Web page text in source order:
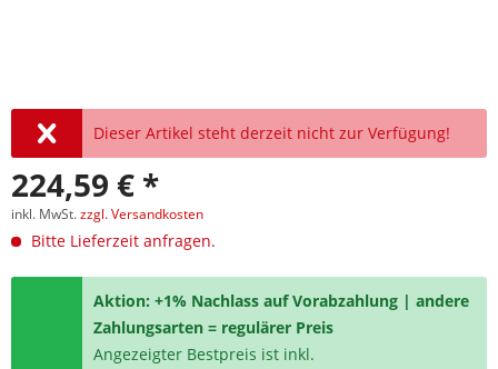
Dieser Artikel steht derzeit nicht zur Verfügung!
224,59 € *
inkl. MwSt.zzgl. Versandkosten
Bitte Lieferzeit anfragen.
Aktion: +1% Nachlass auf Vorabzahlung | andere
Zahlungsarten = regulärer Preis
Angezeigter Bestpreis ist inkl.